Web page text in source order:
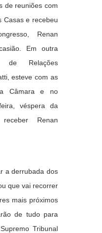
de reuniões com
Casas e recebeu
Renan
Em outra
Relações
esteve com as
Câmara e no
véspera da
Renan
a derrubada dos
que vai recorrer
mais próximos
de tudo para
Tribunal